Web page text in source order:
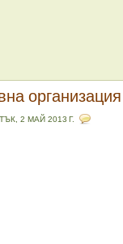
2 МАЙ 2013 Г.